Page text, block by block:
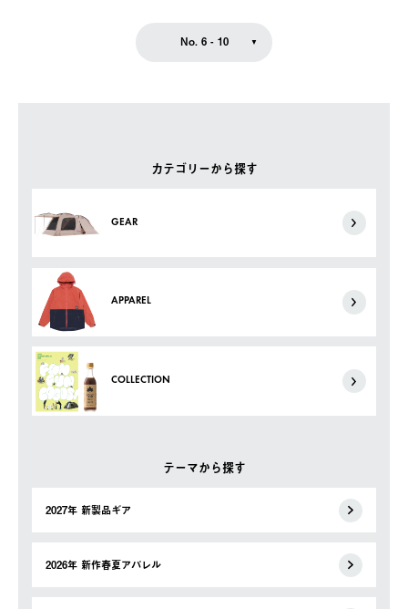
カテゴリーから探す
GEAR
APPAREL
COLLECTION
テーマから探す
2027年 新製品ギア
2026年 新作春夏アパレル
No. 6 - 10